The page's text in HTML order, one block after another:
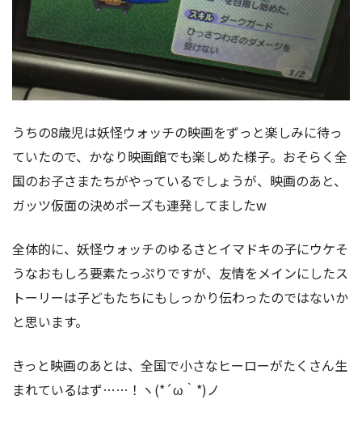
うちの8歳児は妖怪ウォッチの映画をずっと楽しみに待っ
ていたので、かなり映画館でも楽しめた様子。おそらく全
国のお子さまたちがやっているでしょうが、映画のあと、
ガッツ仮面の決めポーズも連発してましたw
全体的に、妖怪ウォッチのゆるさとイマドキの子にウケそ
うなおもしろ要素たっぷりですが、友情をメインにしたス
トーリーは子どもたちにもしっかり伝わったのではないか
と思います。
きっと映画のあとは、全国で小さなヒーローがたくさん生
まれているはず……！ヽ(*´ω｀*)ノ